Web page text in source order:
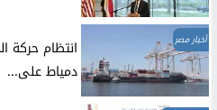
أخبار مصر
انتظام حركة
دمياط على...